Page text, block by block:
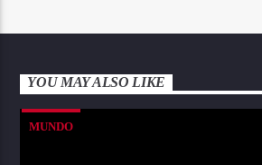
YOU MAY ALSO LIKE
MUNDO